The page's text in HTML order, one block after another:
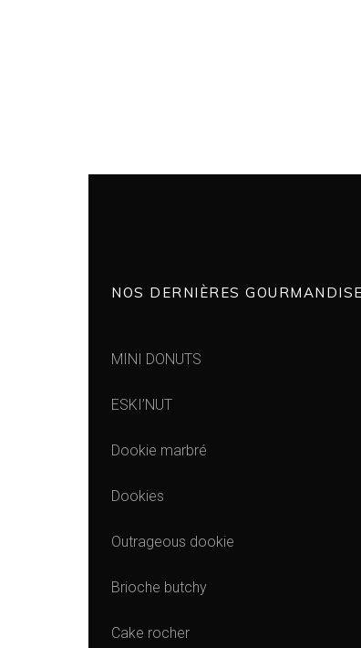
NOS DERNIÈRES
MINI DONUTS
ESKI’NUT
Dookie marbré
Dookies
Outrageous dookie
Brioche butchy
Cake rocher